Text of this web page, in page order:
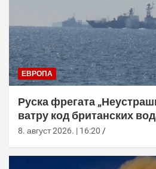
ЕВРОПА
Руска фрегата
ватру код британских
морнарица појачала
8. август 2026. | 16:20